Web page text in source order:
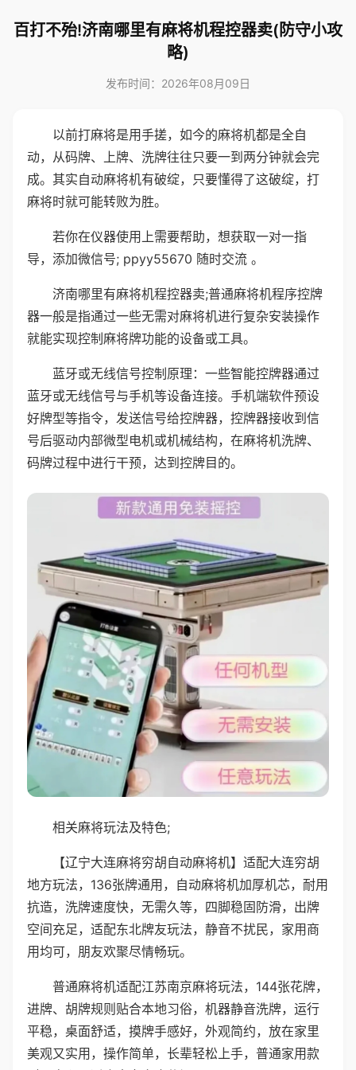
百打不殆!济南哪里有麻将机程控器卖(防守小攻
略)
发布时间：2026年08月09日
以前打麻将是用手搓，如今的麻将机都是全自
动，从码牌、上牌、洗牌往往只要一到两分钟就会完
成。其实自动麻将机有破绽，只要懂得了这破绽，打
麻将时就可能转败为胜。
若你在仪器使用上需要帮助，想获取一对一指
导，添加微信号; ppyy55670 随时交流 。
济南哪里有麻将机程控器卖;普通麻将机程序控牌
器一般是指通过一些无需对麻将机进行复杂安装操作
就能实现控制麻将牌功能的设备或工具。
蓝牙或无线信号控制原理：一些智能控牌器通过
蓝牙或无线信号与手机等设备连接。手机端软件预设
好牌型等指令，发送信号给控牌器，控牌器接收到信
号后驱动内部微型电机或机械结构，在麻将机洗牌、
码牌过程中进行干预，达到控牌目的。
相关麻将玩法及特色;
【辽宁大连麻将穷胡自动麻将机】适配大连穷胡
地方玩法，136张牌通用，自动麻将机加厚机芯，耐用
抗造，洗牌速度快，无需久等，四脚稳固防滑，出牌
空间充足，适配东北牌友玩法，静音不扰民，家用商
用均可，朋友欢聚尽情畅玩。
普通麻将机适配江苏南京麻将玩法，144张花牌，
进牌、胡牌规则贴合本地习俗，机器静音洗牌，运行
平稳，桌面舒适，摸牌手感好，外观简约，放在家里
美观又实用，操作简单，长辈轻松上手，普通家用款